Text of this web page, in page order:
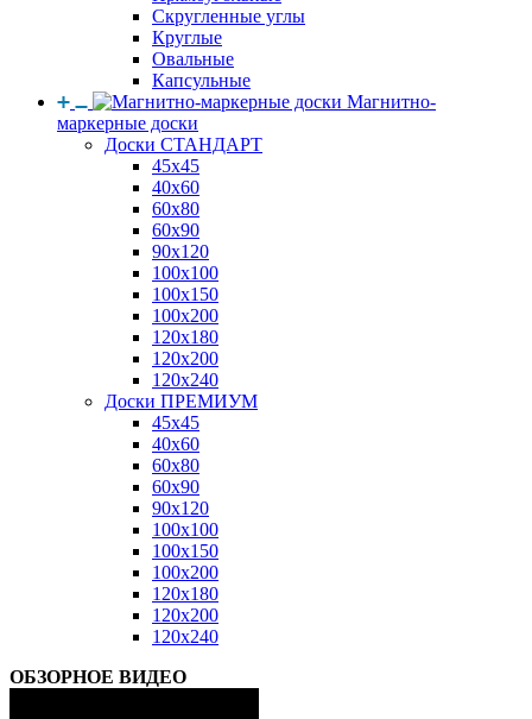
Скругленные углы
Круглые
Овальные
Капсульные
Магнитно-
маркерные доски
Доски СТАНДАРТ
45x45
40x60
60x80
60x90
90x120
100x100
100x150
100x200
120x180
120x200
120x240
Доски ПРЕМИУМ
45x45
40x60
60x80
60x90
90x120
100x100
100x150
100x200
120x180
120x200
120x240
ОБЗОРНОЕ ВИДЕО